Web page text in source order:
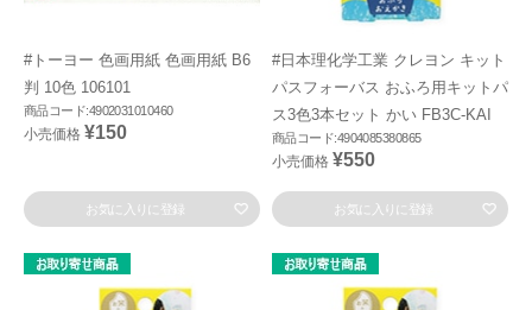
#トーヨー 色画用紙 色画用紙 B6
判 10色 106101
商品コード:4902031010460
小売価格 ¥150
お気に入りに登録
#日本理化学工業 クレヨン キット
パスフォーバス おふろ用キットパ
ス3色3本セット かい FB3C-KAI
商品コード:4904085380865
小売価格 ¥550
お気に入りに登録